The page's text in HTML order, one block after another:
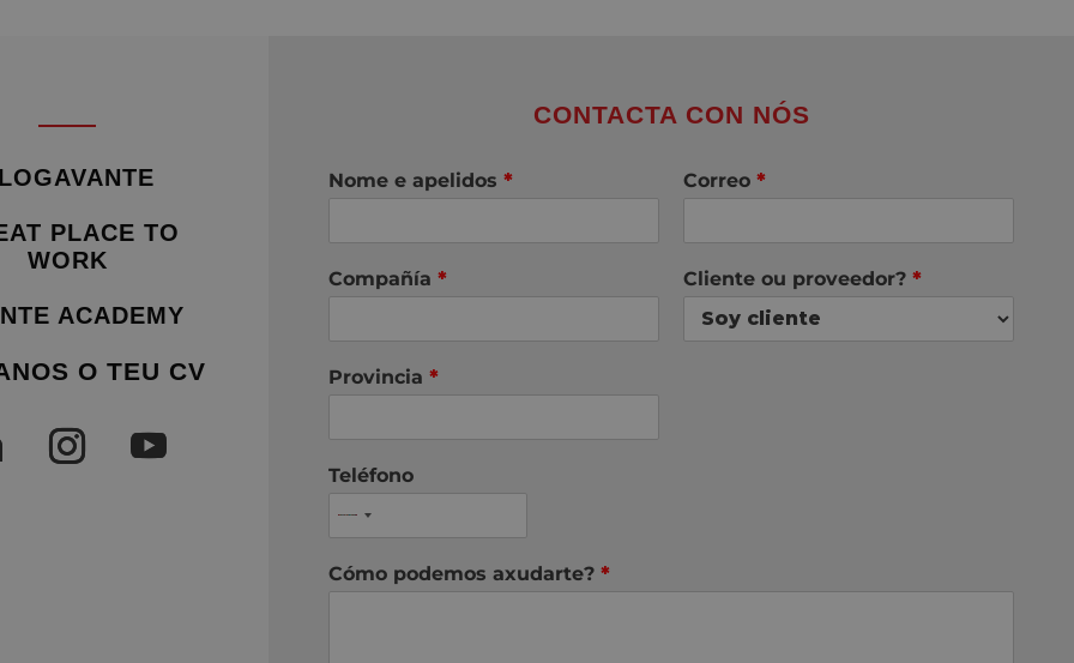
PLACE TO
WORK
ACADEMY
O TEU CV
CONTACTA CON NÓS
Nome e apelidos * Correo *
Compañía * Cliente ou proveedor? *
Provincia *
Teléfono
Cómo podemos axudarte? *